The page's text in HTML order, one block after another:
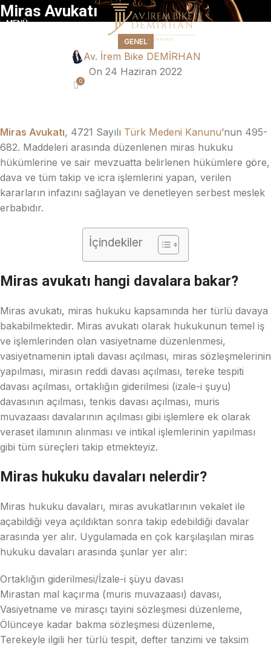
MENÜ
Miras Avukatı
GENEL
Av. İrem Bike DEMİRHAN
On 24 Haziran 2022
0
Miras Avukatı, 4721 Sayılı Türk Medeni Kanunu’nun 495-
682. Maddeleri arasında düzenlenen miras hukuku
hükümlerine ve sair mevzuatta belirlenen hükümlere göre,
dava ve tüm takip ve icra işlemlerini yapan, verilen
kararların infazını sağlayan ve denetleyen serbest meslek
erbabıdır.
İçindekiler
Miras avukatı hangi davalara bakar?
Miras avukatı, miras hukuku kapsamında her türlü davaya
bakabilmektedir. Miras avukatı olarak hukukunun temel iş
ve işlemlerinden olan vasiyetname düzenlenmesi,
vasiyetnamenin iptali davası açılması, miras sözleşmelerinin
yapılması, mirasın reddi davası açılması, tereke tespiti
davası açılması, ortaklığın giderilmesi (izale-i şuyu)
davasının açılması, tenkis davası açılması, muris
muvazaası davalarının açılması gibi işlemlere ek olarak
veraset ilamının alınması ve intikal işlemlerinin yapılması
gibi tüm süreçleri takip etmekteyiz.
Miras hukuku davaları nelerdir?
Miras hukuku davaları, miras avukatlarının vekalet ile
açabildiği veya açıldıktan sonra takip edebildiği davalar
arasında yer alır. Uygulamada en çok karşılaşılan miras
hukuku davaları arasında şunlar yer alır:
Ortaklığın giderilmesi/İzale-i şüyu davası
Mirastan mal kaçırma (muris muvazaası) davası,
Vasiyetname ve mirasçı tayini sözleşmesi düzenleme,
Ölünceye kadar bakma sözleşmesi düzenleme,
Terekeyle ilgili her türlü tespit, defter tanzimi ve taksim